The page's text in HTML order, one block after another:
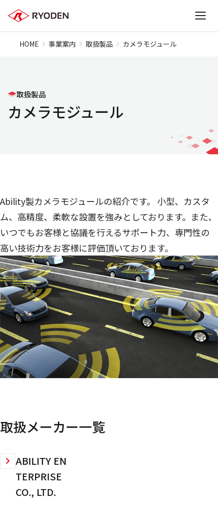
HOME 事業案内 取扱製品 カメラモジュール
取扱製品
カメラモジュール
Ability製カメラモジュールの紹介です。 小型、カスタ
ム、高精度、柔軟な設置を強みとしております。また、
いつでもお客様と協議を行えるサポート力、専門性の
高い技術力をお客様に評価頂いております。
取扱メーカー一覧
ABILITY EN
TERPRISE
CO., LTD.